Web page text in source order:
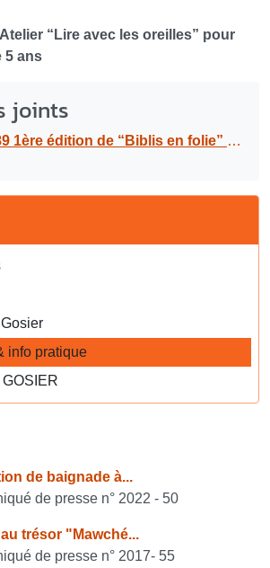
“Lire avec les oreilles” pour
5 ans
joints
“Biblis en folie” à la médiathèque Raoul Georges Nicolo du Gosier
info pratique
de baignade à...
de presse n° 2022 - 50
trésor "Mawché...
de presse n° 2017- 55